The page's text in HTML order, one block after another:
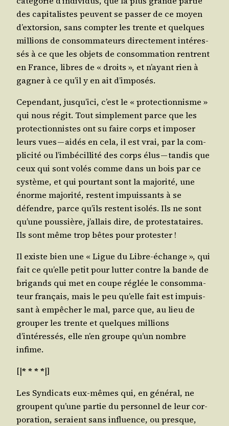
des capi­ta­listes peuvent se pas­ser de ce moyen
d’extorsion, sans comp­ter les trente et quelques
mil­lions de consom­ma­teurs direc­te­ment inté­res­
sés à ce que les objets de consom­ma­tion rentrent
en France, libres de « droits », et n’ayant rien à
gagner à ce qu’il y en ait d’imposés.
Cepen­dant, jusqu’ici, c’est le « pro­tec­tion­nisme »
qui nous régit. Tout sim­ple­ment parce que les
pro­tec­tion­nistes ont su faire corps et impo­ser
leurs vues — aidés en cela, il est vrai, par la com­
pli­ci­té ou l’imbécillité des corps élus — tan­dis que
ceux qui sont volés comme dans un bois par ce
sys­tème, et qui pour­tant sont la majo­ri­té, une
énorme majo­ri­té, res­tent impuis­sants à se
défendre, parce qu’ils res­tent iso­lés. Ils ne sont
qu’une pous­sière, j’allais dire, de pro­tes­ta­taires.
Ils sont même trop bêtes pour protester !
Il existe bien une « Ligue du Libre-échange », qui
fait ce qu’elle petit pour lut­ter contre la bande de
bri­gands qui met en coupe réglée le consom­ma­
teur fran­çais, mais le peu qu’elle fait est impuis­
sant à empê­cher le mal, parce que, au lieu de
grou­per les trente et quelques mil­lions
d’intéressés, elle n’en groupe qu’un nombre
infime.
[|* * * *|]
Les Syn­di­cats eux-mêmes qui, en géné­ral, ne
groupent qu’une par­tie du per­son­nel de leur cor­
po­ra­tion, seraient sans influence, ou presque,